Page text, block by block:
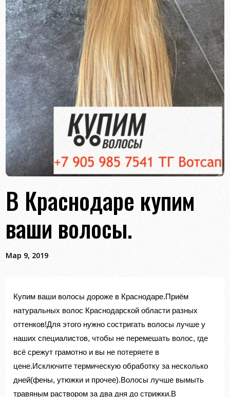
В Краснодаре купим
ваши волосы.
Мар 9, 2019
Купим ваши волосы дороже в Краснодаре.Приём
натуральных волос Краснодарской области разных
оттенков!Для этого нужно состригать волосы лучше у
наших специалистов, чтобы не перемешать волос, где
всё срежут грамотно и вы не потеряете в
цене.Исключите термическую обработку за несколько
дней(фены, утюжки и прочее).Волосы лучше вымыть
травяным раствором за два дня до стрижки.В